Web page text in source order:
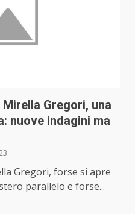
Gregori, una
nuove indagini ma
Gregori, forse si apre
parallelo e forse...